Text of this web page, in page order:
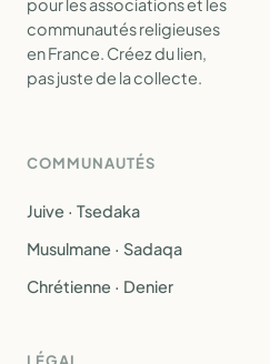
pour les associations et les
communautés religieuses
en France. Créez du lien,
pas juste de la collecte.
COMMUNAUTÉS
Juive · Tsedaka
Musulmane · Sadaqa
Chrétienne · Denier